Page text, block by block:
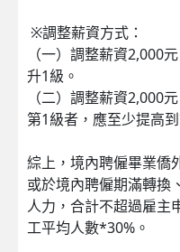
※調整薪資方式：
（一）調整薪資2,000
升1級。
（二）調整薪資2,000
第1級者，應至少提高
綜上，境內聘僱畢業僑
或於境內聘僱期滿轉換
人力，合計不超過雇主
工平均人數*30%。